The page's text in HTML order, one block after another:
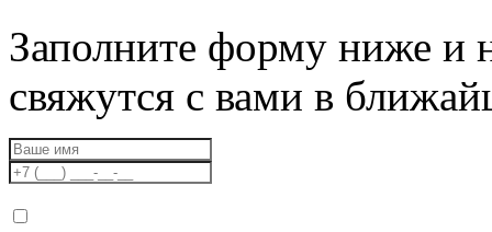
Заполните форму ниже и
свяжутся с вами в